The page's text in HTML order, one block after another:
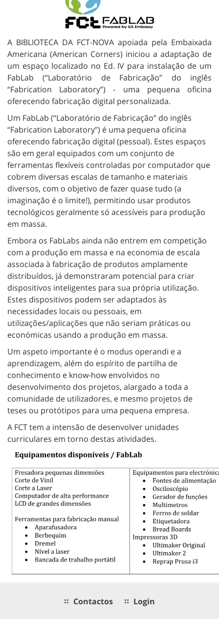
A BIBLIOTECA DA FCT-NOVA apoiada pela Embaixada
Americana (American Corners) iniciou a adaptação de
um espaço localizado no Ed. IV para instalação de um
FabLab (“Laboratório de Fabricação” do inglês
“Fabrication Laboratory”) - uma pequena oficina
oferecendo fabricação digital personalizada.
Um FabLab (“Laboratório de Fabricação” do inglês
“Fabrication Laboratory”) é uma pequena oficina
oferecendo fabricação digital (pessoal). Estes espaços
são em geral equipados com um conjunto de
ferramentas flexíveis controladas por computador que
cobrem diversas escalas de tamanho e materiais
diversos, com o objetivo de fazer quase tudo (a
imaginação é o limite!), permitindo usar produtos
tecnológicos geralmente só acessíveis para produção
em massa.
Embora os FabLabs ainda não entrem em competição
com a produção em massa e na economia de escala
associada à fabricação de produtos amplamente
distribuídos, já demonstraram potencial para criar
dispositivos inteligentes para sua própria utilização.
Estes dispositivos podem ser adaptados às
necessidades locais ou pessoais, em
utilizações/aplicações que não seriam práticas ou
económicas usando a produção em massa.
Um aspeto importante é o modus operandi e a
aprendizagem, além do espírito de partilha de
conhecimento e know-how envolvidos no
desenvolvimento dos projetos, alargado a toda a
comunidade de utilizadores, e mesmo projetos de
teses ou protótipos para uma pequena empresa.
A FCT tem a intensão de desenvolver unidades
curriculares em torno destas atividades.
Contactos Login